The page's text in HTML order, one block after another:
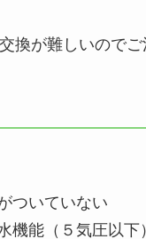
換が難しいのでご
ついていない
機能（５気圧以下